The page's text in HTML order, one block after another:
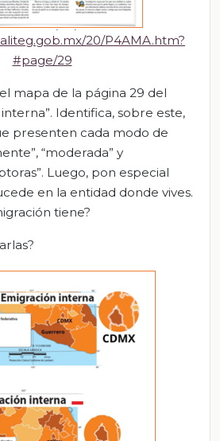
20/P4AMA.htm?
#page/29
mapa de la página 29 del
Identifica, sobre este,
presenten cada modo de
“moderada” y
Luego, pon especial
en la entidad donde vives.
tiene?